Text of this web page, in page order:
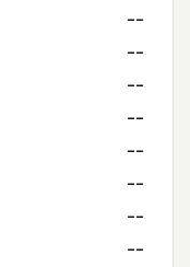
--
--
--
--
--
--
--
--